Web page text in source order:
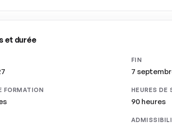
et durée
FIN
7
FORMATION HEURES DE
90 heures